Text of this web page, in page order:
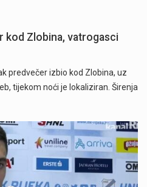
kod Zlobina, vatrogasci
predvečer izbio kod Zlobina, uz
tijekom noći je lokaliziran. Širenja